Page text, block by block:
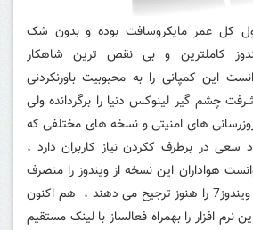
محصول کل عمر مایکروسافت بوده و بدون شک
کاملترین و بی نقص ترین شاهکار
این کمپانی را به محبوبیت باورنکردنی
چشم گیر لینوکس دنیا را برگردانده ولی
های امنیتی و نسخه های مختلفی که
سعی در برطرف ککردن نیاز کاربران دارد ،
10 هم نتوانست هواداران این نسخه از ویندوز را منصرف
کند و خیلی از آنها کار با ویندوز7 را هنوز ترجیح می دهند ، هم اکنون
نرم افزار را بهمراه فعالساز با لینک مستقیم